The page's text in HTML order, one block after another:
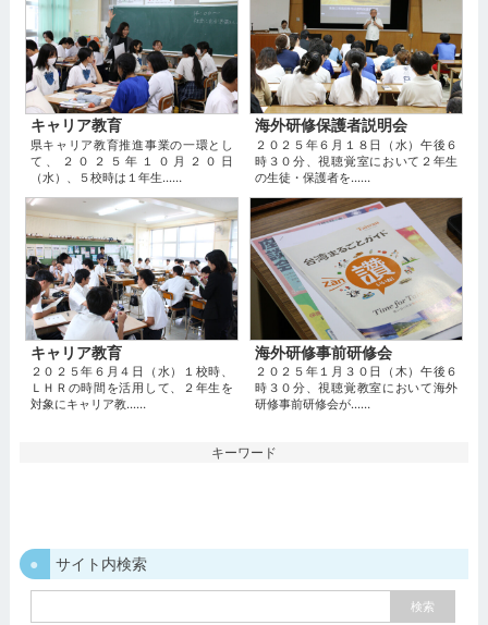
キャリア教育
県キャリア教育推進事業の一環とし
て、２０２５年１０月２０日
（水）、５校時は１年生...…
海外研修保護者説明会
２０２５年６月１８日（水）午後６
時３０分、視聴覚室において２年生
の生徒・保護者を...…
キャリア教育
２０２５年６月４日（水）１校時、
ＬＨＲの時間を活用して、２年生を
対象にキャリア教...…
海外研修事前研修会
２０２５年１月３０日（木）午後６
時３０分、視聴覚教室において海外
研修事前研修会が...…
キーワード
サイト内検索